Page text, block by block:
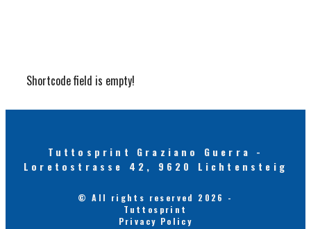
Shortcode field is empty!
Tuttosprint Graziano Guerra -
Loretostrasse 42, 9620 Lichtensteig
© All rights reserved 2026 -
Tuttosprint
Privacy Policy